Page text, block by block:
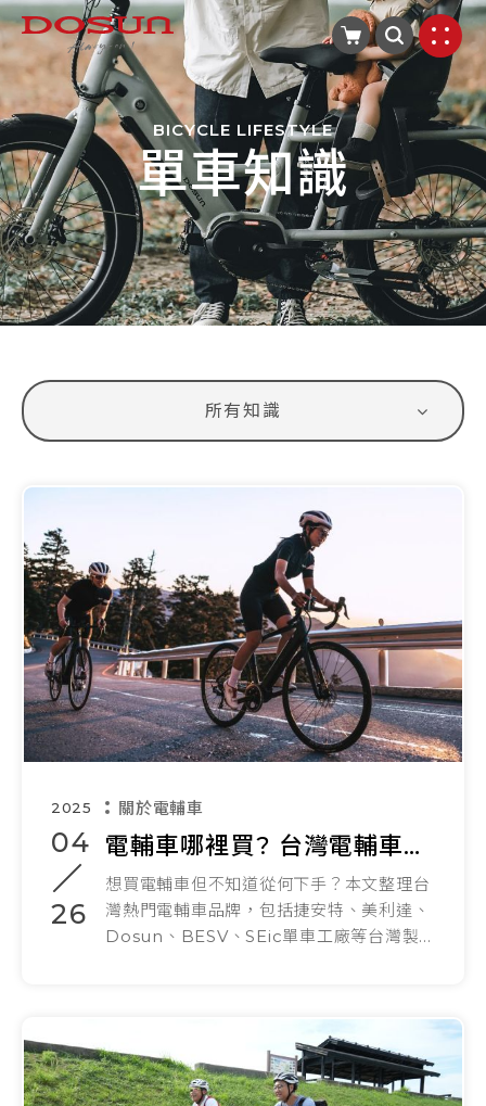
BICYCLE LIFESTYLE
單車知識
所有知識
2025 關於電輔車
04
26
電輔車哪裡買? 台灣電輔車品牌大彙整
想買電輔車但不知道從何下手？本文整理台
灣熱門電輔車品牌，包括捷安特、美利達、
Dosun、BESV、SEic單車工廠等台灣製...